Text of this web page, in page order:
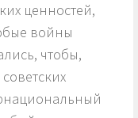
ценностей,
войны
чтобы,